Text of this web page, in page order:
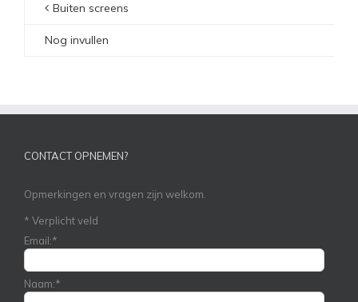
Buiten screens
Nog invullen
CONTACT OPNEMEN?
Opmerkingen en vragen zijn welkom.
* Verplicht veld
Email:*
Naam:*